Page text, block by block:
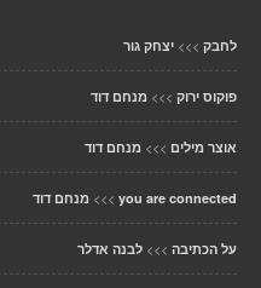
לחבק >>> יצחק גור
פוקוס ירוק >>> מנחם דוד
אוצר מילים >>> מנחם דוד
you are connected
>>> מנחם דוד
על הכתיבה >>> לבנה אדלר